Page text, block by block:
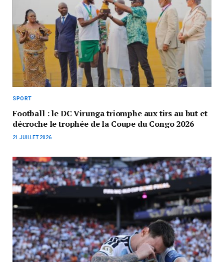
SPORT
Football : le DC Virunga triomphe aux tirs au but et
décroche le trophée de la Coupe du Congo 2026
21 JUILLET 2026